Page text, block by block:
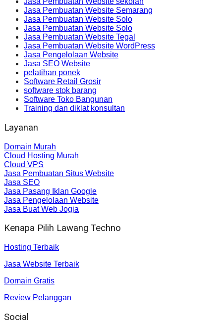
Jasa Pembuatan Website Semarang
Jasa Pembuatan Website Solo
Jasa Pembuatan Website Solo
Jasa Pembuatan Website Tegal
Jasa Pembuatan Website WordPress
Jasa Pengelolaan Website
Jasa SEO Website
pelatihan ponek
Software Retail Grosir
software stok barang
Software Toko Bangunan
Training dan diklat konsultan
Layanan
Domain Murah
Cloud Hosting Murah
Cloud VPS
Jasa Pembuatan Situs Website
Jasa SEO
Jasa Pasang Iklan Google
Jasa Pengelolaan Website
Jasa Buat Web Jogja
Kenapa Pilih Lawang Techno
Hosting Terbaik
Jasa Website Terbaik
Domain Gratis
Review Pelanggan
Social